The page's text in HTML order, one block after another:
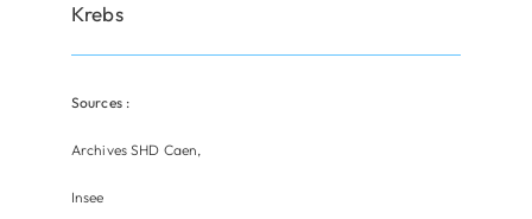
Krebs
Sources :
Archives SHD Caen,
Insee